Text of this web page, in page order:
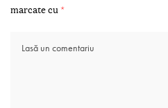
marcate cu *